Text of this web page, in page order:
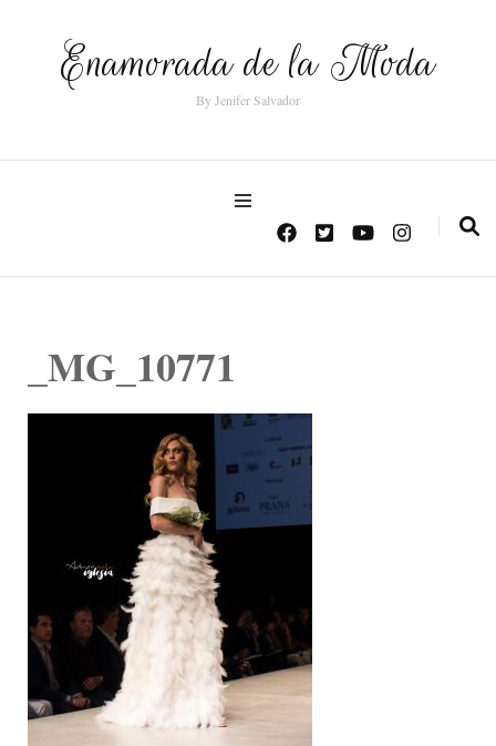
Enamorada de la Moda
By Jenifer Salvador
_MG_10771